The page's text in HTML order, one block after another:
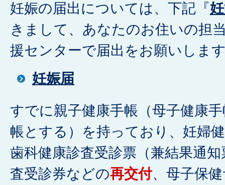
妊娠の届出については、下記『
きまして、あなたのお住いの担
援センターで届出をお願いしま
妊娠届
すでに親子健康手帳（母子健康
帳とする）を持っており、妊婦
歯科健康診査受診票（兼結果通
査受診券などの再交付、母子保